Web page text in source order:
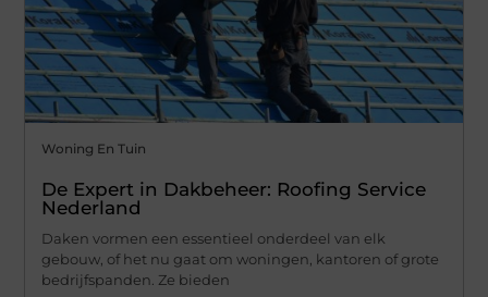
Woning En Tuin
De Expert in Dakbeheer: Roofing Service
Nederland
Daken vormen een essentieel onderdeel van elk
gebouw, of het nu gaat om woningen, kantoren of grote
bedrijfspanden. Ze bieden